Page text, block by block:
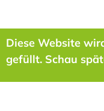
Diese Website
gefüllt. Schau